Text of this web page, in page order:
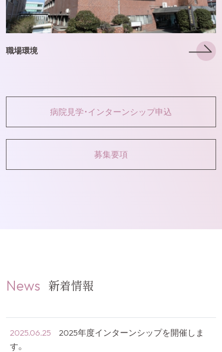
職場環境
病院見学・インターンシップ申込
募集要項
News 新着情報
2025.06.25
2025年度インターンシップを開催しま
す。